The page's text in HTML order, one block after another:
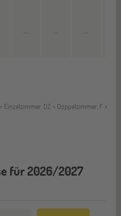
-- -- --
Einzelzimmer, DZ = Doppelzimmer, F =
für 2026/2027